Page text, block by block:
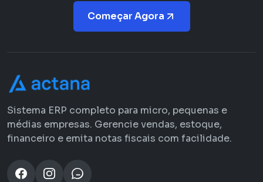
Começar Agora
Sistema ERP completo para micro, pequenas e
médias empresas. Gerencie vendas, estoque,
financeiro e emita notas fiscais com facilidade.